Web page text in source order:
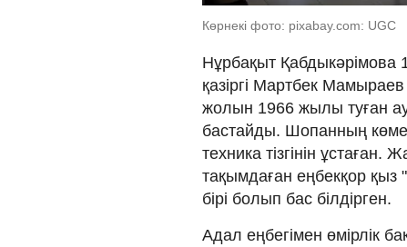
Көрнекі фото: pixabay.com: UGC
Нұрбақыт
қазіргі Мартбек
жолын 1966 жылы туған
бастайды. Шопанның
техника тізгінін
тақымдаған еңбекқор
бірі болып бас білдірген.
Адал еңбегімен өмірлік